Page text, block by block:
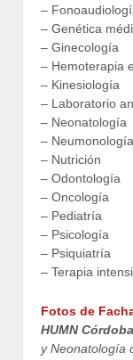
–
– Genética
– Ginecología
– Hemoterapia
– Kinesiología
– Laboratorio
– Neonatología
– Neumonología
– Nutrición
– Odontología
– Oncología
– Pediatría
– Psicología
– Psiquiatría
– Terapia
Fotos de
HUMN Córdoba
y Neonatología